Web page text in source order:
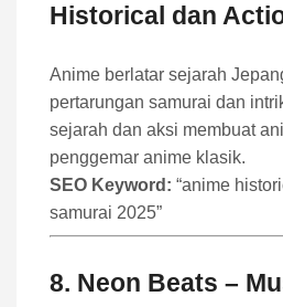
Historical dan
Anime berlatar sejarah
pertarungan samurai dan
sejarah dan aksi membuat
penggemar anime klasik.
SEO Keyword: “anime
samurai 2025”
8. Neon Beats –